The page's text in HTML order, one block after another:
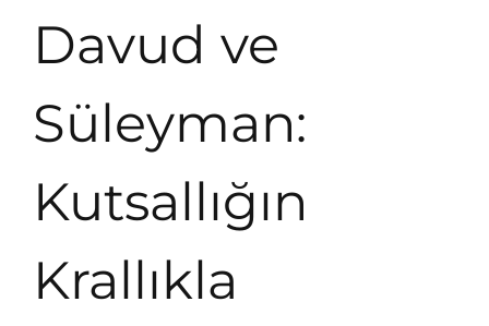
Davud ve
Süleyman:
Kutsallığın
Krallıkla